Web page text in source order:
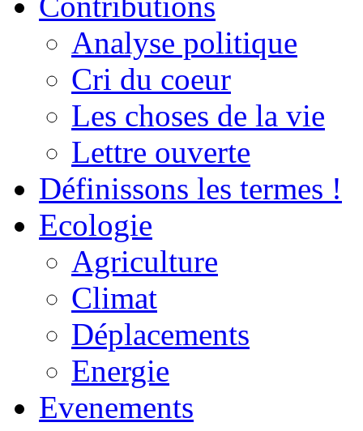
Analyse politique
Cri du coeur
Les choses de la vie
Lettre ouverte
Définissons les termes !
Ecologie
Agriculture
Climat
Déplacements
Energie
Evenements